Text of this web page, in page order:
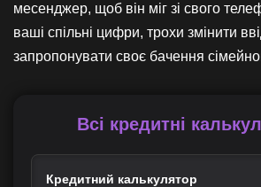
месенджер, щоб він міг зі свого
ваші спільні цифри, трохи змінити
запропонувати своє бачення
Всі кредитні
Кредитний калькулятор